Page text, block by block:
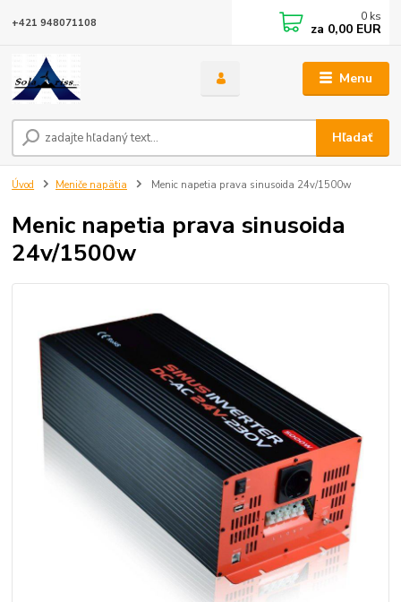
Menu
Hľadať
+421 948071108 0 ks
za 0,00 EUR
Úvod Meniče napätia Menic napetia prava sinusoida 24v/1500w
Menic napetia prava sinusoida
24v/1500w